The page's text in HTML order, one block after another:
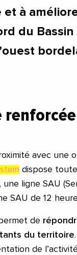
à
du Bassin
avec une
dispose
une ligne SAU
SAU de 12
de
du territoire
de